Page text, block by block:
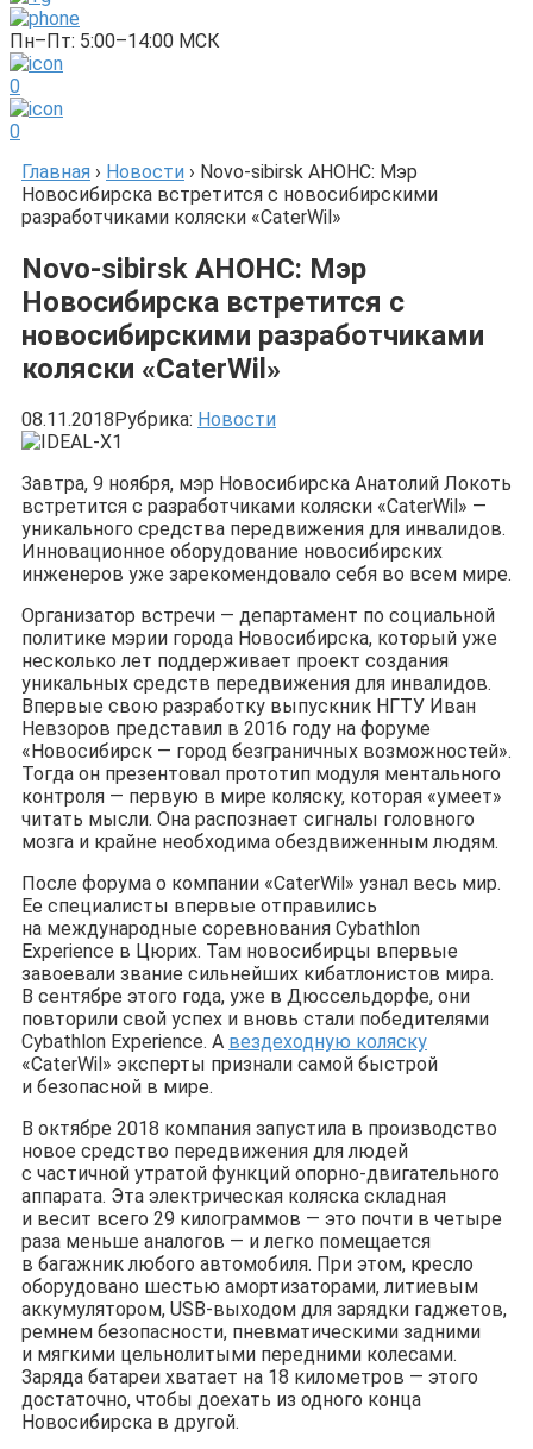
Пн–Пт: 5:00–14:00 МСК
0
0
Главная › Новости › Novo-sibirsk АНОНС: Мэр
Новосибирска встретится с новосибирскими
разработчиками коляски «CaterWil»
Novo-sibirsk АНОНС: Мэр
Новосибирска встретится с
новосибирскими разработчиками
коляски «CaterWil»
08.11.2018 Рубрика: Новости
Завтра, 9 ноября, мэр Новосибирска Анатолий Локоть
встретится с разработчиками коляски «CaterWil» —
уникального средства передвижения для инвалидов.
Инновационное оборудование новосибирских
инженеров уже зарекомендовало себя во всем мире.
Организатор встречи — департамент по социальной
политике мэрии города Новосибирска, который уже
несколько лет поддерживает проект создания
уникальных средств передвижения для инвалидов.
Впервые свою разработку выпускник НГТУ Иван
Невзоров представил в 2016 году на форуме
«Новосибирск — город безграничных возможностей».
Тогда он презентовал прототип модуля ментального
контроля — первую в мире коляску, которая «умеет»
читать мысли. Она распознает сигналы головного
мозга и крайне необходима обездвиженным людям.
После форума о компании «CaterWil» узнал весь мир.
Ее специалисты впервые отправились
на международные соревнования Cybathlon
Experience в Цюрих. Там новосибирцы впервые
завоевали звание сильнейших кибатлонистов мира.
В сентябре этого года, уже в Дюссельдорфе, они
повторили свой успех и вновь стали победителями
Cybathlon Experience. А вездеходную коляску
«CaterWil» эксперты признали самой быстрой
и безопасной в мире.
В октябре 2018 компания запустила в производство
новое средство передвижения для людей
с частичной утратой функций опорно-двигательного
аппарата. Эта электрическая коляска складная
и весит всего 29 килограммов — это почти в четыре
раза меньше аналогов — и легко помещается
в багажник любого автомобиля. При этом, кресло
оборудовано шестью амортизаторами, литиевым
аккумулятором, USB-выходом для зарядки гаджетов,
ремнем безопасности, пневматическими задними
и мягкими цельнолитыми передними колесами.
Заряда батареи хватает на 18 километров — этого
достаточно, чтобы доехать из одного конца
Новосибирска в другой.